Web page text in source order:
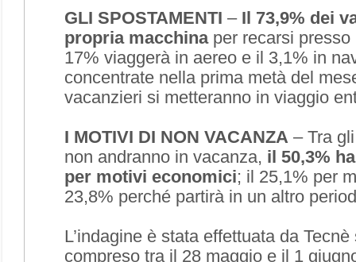
GLI SPOSTAMENTI – Il 73,9% dei
propria macchinaper recarsi presso
17% viaggerà in aereo e il 3,1% in
concentrate nella prima metà del
vacanzieri si metteranno in viaggio
I MOTIVI DI NON VACANZA – Tra
non andranno in vacanza, il 50,3%
per motivi economici; il 25,1% per
23,8% perché partirà in un altro
L’indagine è stata effettuata da
compreso tra il 28 maggio e il 1